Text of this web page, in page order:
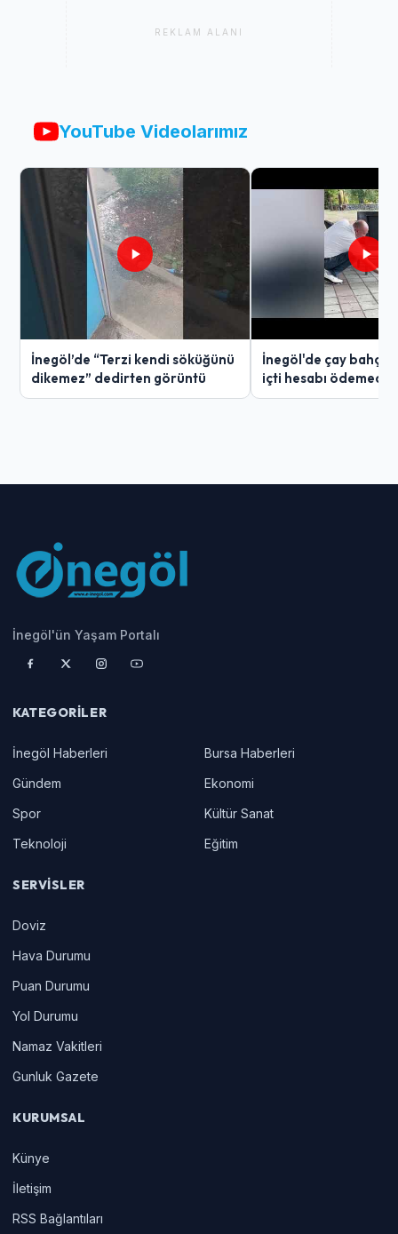
REKLAM ALANI
YouTube Videolarımız
İnegöl’de “Terzi kendi söküğünü
dikemez” dedirten görüntü
İnegöl'de çay
içti hesabı ödemedi
İnegöl'ün Yaşam Portalı
KATEGORILER
İnegöl Haberleri
Bursa Haberleri
Gündem
Ekonomi
Spor
Kültür Sanat
Teknoloji
Eğitim
SERVISLER
Doviz
Hava Durumu
Puan Durumu
Yol Durumu
Namaz Vakitleri
Gunluk Gazete
KURUMSAL
Künye
İletişim
RSS Bağlantıları